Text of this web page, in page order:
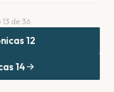
13 de 36
12
14